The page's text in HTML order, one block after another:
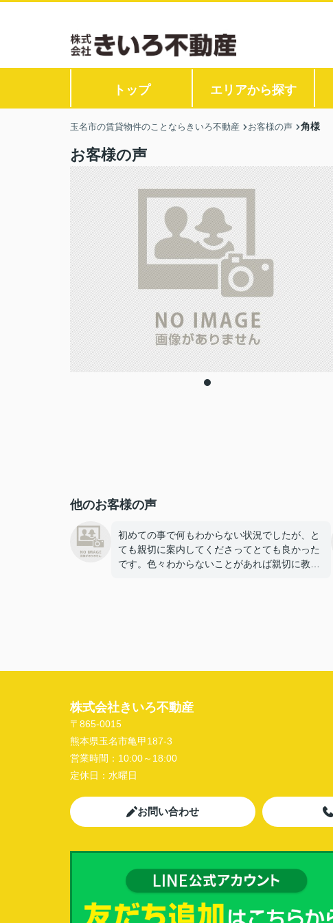
トップ エリアから探す
玉名市の賃貸物件のことならきいろ不動産 お客様の声 角様
お客様の声
他のお客様の声
初めての事で何もわからない状況でしたが、と
ても親切に案内してくださってとても良かった
です。色々わからないことがあれば親切に教え
株式会社きいろ不動産
〒865-0015
熊本県玉名市亀甲187-3
営業時間： 10:00～18:00
定休日： 水曜日
お問い合わせ